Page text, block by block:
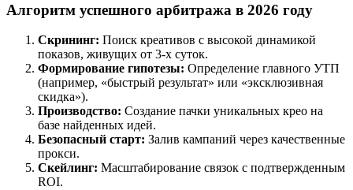
Алгоритм успешного арбитража в 2026 году
Скрининг: Поиск креативов с высокой динамикой
показов, живущих от 3-х суток.
Формирование гипотезы: Определение главного УТП
(например, «быстрый результат» или «эксклюзивная
скидка»).
Производство: Создание пачки уникальных крео на
базе найденных идей.
Безопасный старт: Залив кампаний через качественные
прокси.
Скейлинг: Масштабирование связок с подтвержденным
ROI.